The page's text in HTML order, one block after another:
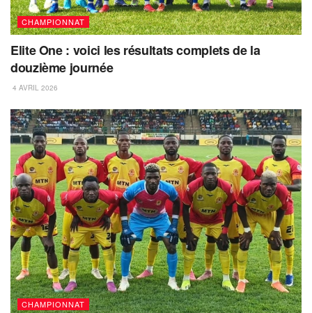
CHAMPIONNAT
Elite One : voici les résultats complets de la
douzième journée
4 AVRIL 2026
CHAMPIONNAT